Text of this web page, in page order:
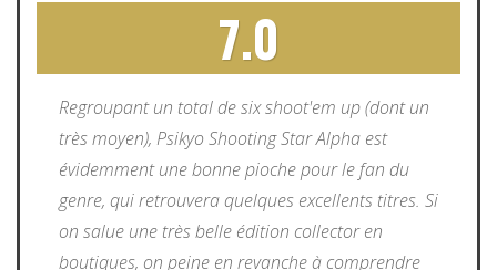
7.0
Regroupant un total de six shoot'em up (dont un
très moyen), Psikyo Shooting Star Alpha est
évidemment une bonne pioche pour le fan du
genre, qui retrouvera quelques excellents titres. Si
on salue une très belle édition collector en
boutiques, on peine en revanche à comprendre